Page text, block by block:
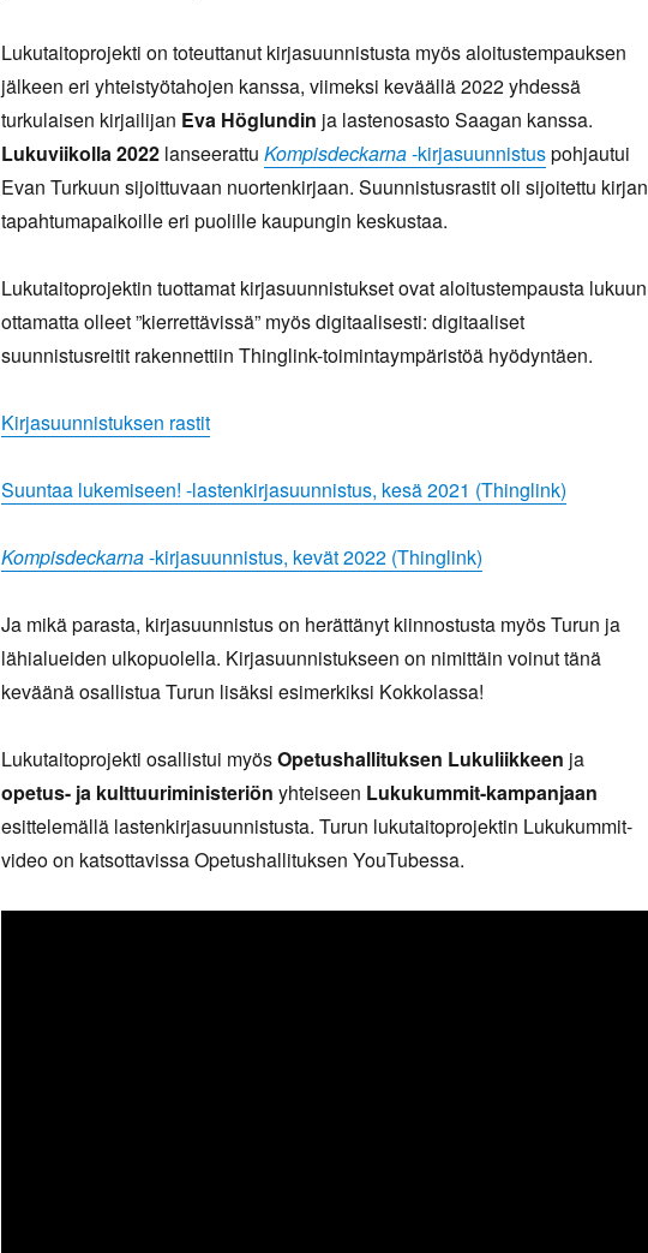
Lukutaitoprojekti on toteuttanut kirjasuunnistusta myös aloitustempauksen
jälkeen eri yhteistyötahojen kanssa, viimeksi keväällä 2022 yhdessä
turkulaisen kirjailijan Eva Höglundin ja lastenosasto Saagan kanssa.
Lukuviikolla 2022lanseerattu Kompisdeckarna-kirjasuunnistuspohjautui
Evan Turkuun sijoittuvaan nuortenkirjaan. Suunnistusrastit oli sijoitettu kirjan
tapahtumapaikoille eri puolille kaupungin keskustaa.
Lukutaitoprojektin tuottamat kirjasuunnistukset ovat aloitustempausta lukuun
ottamatta olleet ”kierrettävissä” myös digitaalisesti: digitaaliset
suunnistusreitit rakennettiin Thinglink-toimintaympäristöä hyödyntäen.
Kirjasuunnistuksen rastit
Suuntaa lukemiseen! -lastenkirjasuunnistus, kesä 2021 (Thinglink)
Kompisdeckarna-kirjasuunnistus, kevät 2022 (Thinglink)
Ja mikä parasta, kirjasuunnistus on herättänyt kiinnostusta myös Turun ja
lähialueiden ulkopuolella. Kirjasuunnistukseen on nimittäin voinut tänä
keväänä osallistua Turun lisäksi esimerkiksi Kokkolassa!
Lukutaitoprojekti osallistui myösOpetushallituksen Lukuliikkeen ja
opetus- ja kulttuuriministeriön yhteiseen Lukukummit-kampanjaan
esittelemällä lastenkirjasuunnistusta. Turun lukutaitoprojektin Lukukummit-
video on katsottavissa Opetushallituksen YouTubessa.